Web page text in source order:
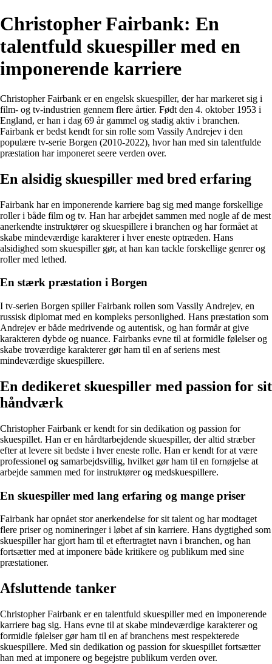
Christopher Fairbank: En
talentfuld skuespiller med en
imponerende karriere
Christopher Fairbank er en engelsk skuespiller, der har markeret sig i
film- og tv-industrien gennem flere årtier. Født den 4. oktober 1953 i
England, er han i dag 69 år gammel og stadig aktiv i branchen.
Fairbank er bedst kendt for sin rolle som Vassily Andrejev i den
populære tv-serie Borgen (2010-2022), hvor han med sin talentfulde
præstation har imponeret seere verden over.
En alsidig skuespiller med bred erfaring
Fairbank har en imponerende karriere bag sig med mange forskellige
roller i både film og tv. Han har arbejdet sammen med nogle af de mest
anerkendte instruktører og skuespillere i branchen og har formået at
skabe mindeværdige karakterer i hver eneste optræden. Hans
alsidighed som skuespiller gør, at han kan tackle forskellige genrer og
roller med lethed.
En stærk præstation i Borgen
I tv-serien Borgen spiller Fairbank rollen som Vassily Andrejev, en
russisk diplomat med en kompleks personlighed. Hans præstation som
Andrejev er både medrivende og autentisk, og han formår at give
karakteren dybde og nuance. Fairbanks evne til at formidle følelser og
skabe troværdige karakterer gør ham til en af seriens mest
mindeværdige skuespillere.
En dedikeret skuespiller med passion for sit
håndværk
Christopher Fairbank er kendt for sin dedikation og passion for
skuespillet. Han er en hårdtarbejdende skuespiller, der altid stræber
efter at levere sit bedste i hver eneste rolle. Han er kendt for at være
professionel og samarbejdsvillig, hvilket gør ham til en fornøjelse at
arbejde sammen med for instruktører og medskuespillere.
En skuespiller med lang erfaring og mange priser
Fairbank har opnået stor anerkendelse for sit talent og har modtaget
flere priser og nomineringer i løbet af sin karriere. Hans dygtighed som
skuespiller har gjort ham til et eftertragtet navn i branchen, og han
fortsætter med at imponere både kritikere og publikum med sine
præstationer.
Afsluttende tanker
Christopher Fairbank er en talentfuld skuespiller med en imponerende
karriere bag sig. Hans evne til at skabe mindeværdige karakterer og
formidle følelser gør ham til en af branchens mest respekterede
skuespillere. Med sin dedikation og passion for skuespillet fortsætter
han med at imponere og begejstre publikum verden over.